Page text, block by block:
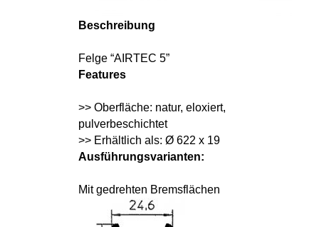
Beschreibung
Felge “AIRTEC 5”
Features
>> Oberfläche: natur, eloxiert,
pulverbeschichtet
>> Erhältlich als: Ø 622 x 19
Ausführungsvarianten:
Mit gedrehten Bremsflächen